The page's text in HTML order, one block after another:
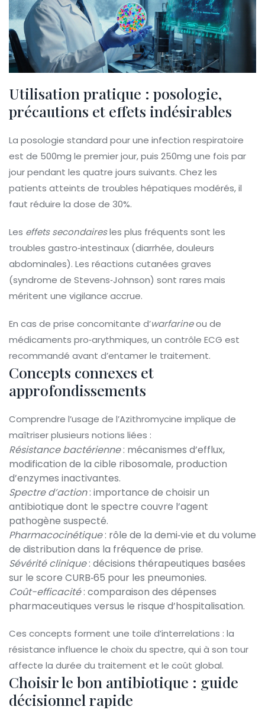
Utilisation pratique : posologie,
précautions et effets indésirables
La posologie standard pour une infection respiratoire
est de 500mg le premier jour, puis 250mg une fois par
jour pendant les quatre jours suivants. Chez les
patients atteints de troubles hépatiques modérés, il
faut réduire la dose de 30%.
Les effets secondairesles plus fréquents sont les
troubles gastro‑intestinaux (diarrhée, douleurs
abdominales). Les réactions cutanées graves
(syndrome de Stevens‑Johnson) sont rares mais
méritent une vigilance accrue.
En cas de prise concomitante d’warfarineou de
médicaments pro‑arythmiques, un contrôle ECG est
recommandé avant d’entamer le traitement.
Concepts connexes et
approfondissements
Comprendre l’usage de l’Azithromycine implique de
maîtriser plusieurs notions liées :
Résistance bactérienne: mécanismes d’efflux,
modification de la cible ribosomale, production
d’enzymes inactivantes.
Spectre d’action: importance de choisir un
antibiotique dont le spectre couvre l’agent
pathogène suspecté.
Pharmacocinétique: rôle de la demi‑vie et du volume
de distribution dans la fréquence de prise.
Sévérité clinique: décisions thérapeutiques basées
sur le score CURB‑65 pour les pneumonies.
Coût-efficacité: comparaison des dépenses
pharmaceutiques versus le risque d’hospitalisation.
Ces concepts forment une toile d’interrelations : la
résistance influence le choix du spectre, qui à son tour
affecte la durée du traitement et le coût global.
Choisir le bon antibiotique : guide
décisionnel rapide